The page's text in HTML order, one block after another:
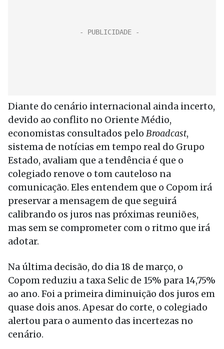
Diante do cenário internacional ainda incerto,
devido ao conflito no Oriente Médio,
economistas consultados pelo Broadcast,
sistema de notícias em tempo real do Grupo
Estado, avaliam que a tendência é que o
colegiado renove o tom cauteloso na
comunicação. Eles entendem que o Copom irá
preservar a mensagem de que seguirá
calibrando os juros nas próximas reuniões,
mas sem se comprometer com o ritmo que irá
adotar.
Na última decisão, do dia 18 de março, o
Copom reduziu a taxa Selic de 15% para 14,75%
ao ano. Foi a primeira diminuição dos juros em
quase dois anos. Apesar do corte, o colegiado
alertou para o aumento das incertezas no
cenário.